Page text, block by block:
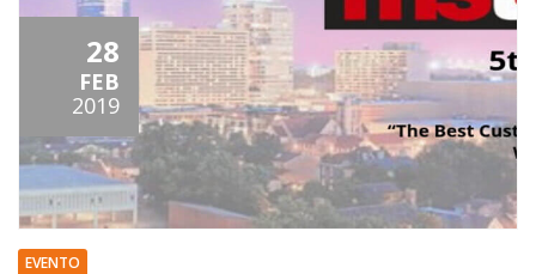
28
FEB
2019
EVENTO